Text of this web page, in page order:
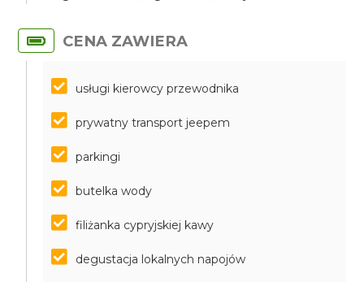
CENA ZAWIERA
usługi kierowcy przewodnika
prywatny transport jeepem
parkingi
butelka wody
filiżanka cypryjskiej kawy
degustacja lokalnych napojów